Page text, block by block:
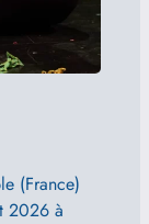
(France)
2026 à